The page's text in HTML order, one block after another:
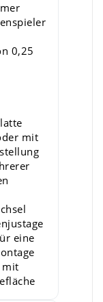
0,25
mit
eine
mit